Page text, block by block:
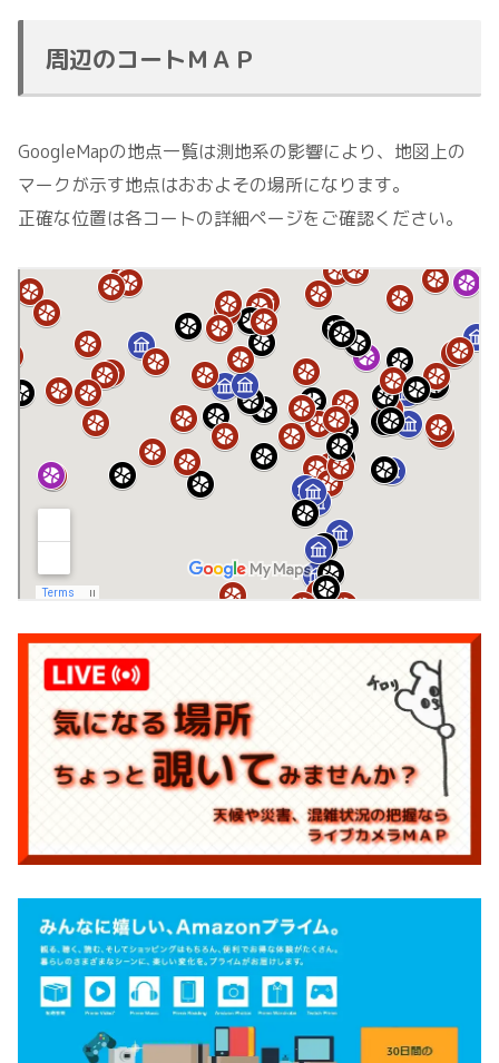
周辺のコートＭＡＰ
GoogleMapの地点一覧は測地系の影響により、地図上の
マークが示す地点はおおよその場所になります。
正確な位置は各コートの詳細ページをご確認ください。